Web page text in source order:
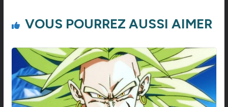
VOUS POURREZ AUSSI AIMER